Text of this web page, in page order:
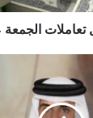
الجمعة 24-6-2022